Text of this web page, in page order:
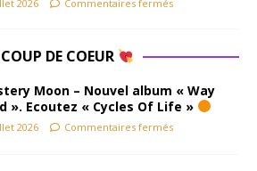
2026 Commentaires fermés
COUP DE COEUR
Moon – Nouvel album « Way
». Ecoutez « Cycles Of Life »
2026 Commentaires fermés